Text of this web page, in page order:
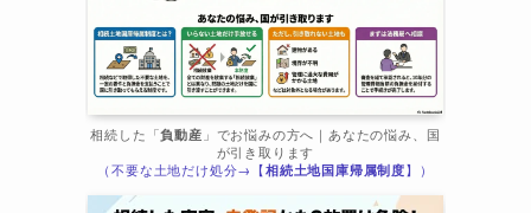
相続した「負動産 」でお悩みの方へ｜あなたの悩み、国
が引き取ります
（不要な土地だけ処分→【相続土地国庫帰属制度】）